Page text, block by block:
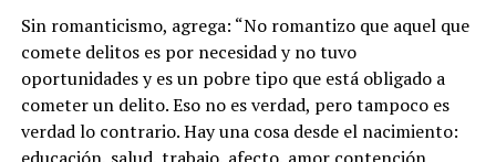
Sin romanticismo, agrega: “No romantizo que aquel que
comete delitos es por necesidad y no tuvo
oportunidades y es un pobre tipo que está obligado a
cometer un delito. Eso no es verdad, pero tampoco es
verdad lo contrario. Hay una cosa desde el nacimiento: